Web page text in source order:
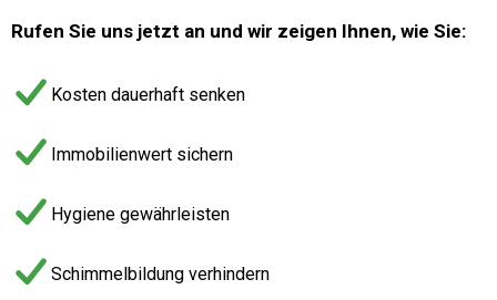
Rufen Sie uns jetzt an und wir zeigen Ihnen, wie Sie:
Kosten dauerhaft senken
Immobilienwert sichern
Hygiene gewährleisten
Schimmelbildung verhindern